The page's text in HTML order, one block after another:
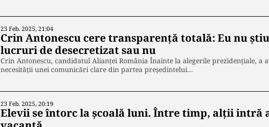
23 Feb. 2025, 21:04
Crin Antonescu cere transparență totală: Eu nu
lucruri de desecretizat sau nu
Crin Antonescu, candidatul Alianței România Înainte la alegerile prezidențiale, a
necesității unei comunicări clare din partea președintelui…
23 Feb. 2025, 20:19
Elevii se întorc la școală luni. Între timp, alții intră